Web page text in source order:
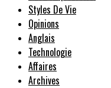
Styles De Vie
Opinions
Anglais
Technologie
Affaires
Archives